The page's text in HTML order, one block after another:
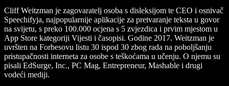
Cliff Weitzman je zagovaratelj osoba s disleksijom te CEO i osnivač
Speechifyja, najpopularnije aplikacije za pretvaranje teksta u govor
na svijetu, s preko 100.000 ocjena s 5 zvjezdica i prvim mjestom u
App Store kategoriji Vijesti i časopisi. Godine 2017. Weitzman je
uvršten na Forbesovu listu 30 ispod 30 zbog rada na poboljšanju
pristupačnosti interneta za osobe s teškoćama u učenju. O njemu su
pisali EdSurge, Inc., PC Mag, Entrepreneur, Mashable i drugi
vodeći mediji.